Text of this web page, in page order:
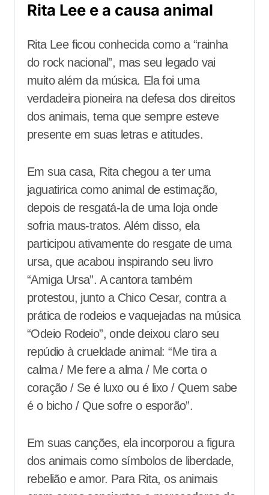
Rita Lee e a causa animal
Rita Lee ficou conhecida como a “rainha
do rock nacional”, mas seu legado vai
muito além da música. Ela foi uma
verdadeira pioneira na defesa dos direitos
dos animais, tema que sempre esteve
presente em suas letras e atitudes.
Em sua casa, Rita chegou a ter uma
jaguatirica como animal de estimação,
depois de resgatá-la de uma loja onde
sofria maus-tratos. Além disso, ela
participou ativamente do resgate de uma
ursa, que acabou inspirando seu livro
“Amiga Ursa”. A cantora também
protestou, junto a Chico Cesar, contra a
prática de rodeios e vaquejadas na música
“Odeio Rodeio”, onde deixou claro seu
repúdio à crueldade animal: “Me tira a
calma / Me fere a alma / Me corta o
coração / Se é luxo ou é lixo / Quem sabe
é o bicho / Que sofre o esporão”.
Em suas canções, ela incorporou a figura
dos animais como símbolos de liberdade,
rebelião e amor. Para Rita, os animais